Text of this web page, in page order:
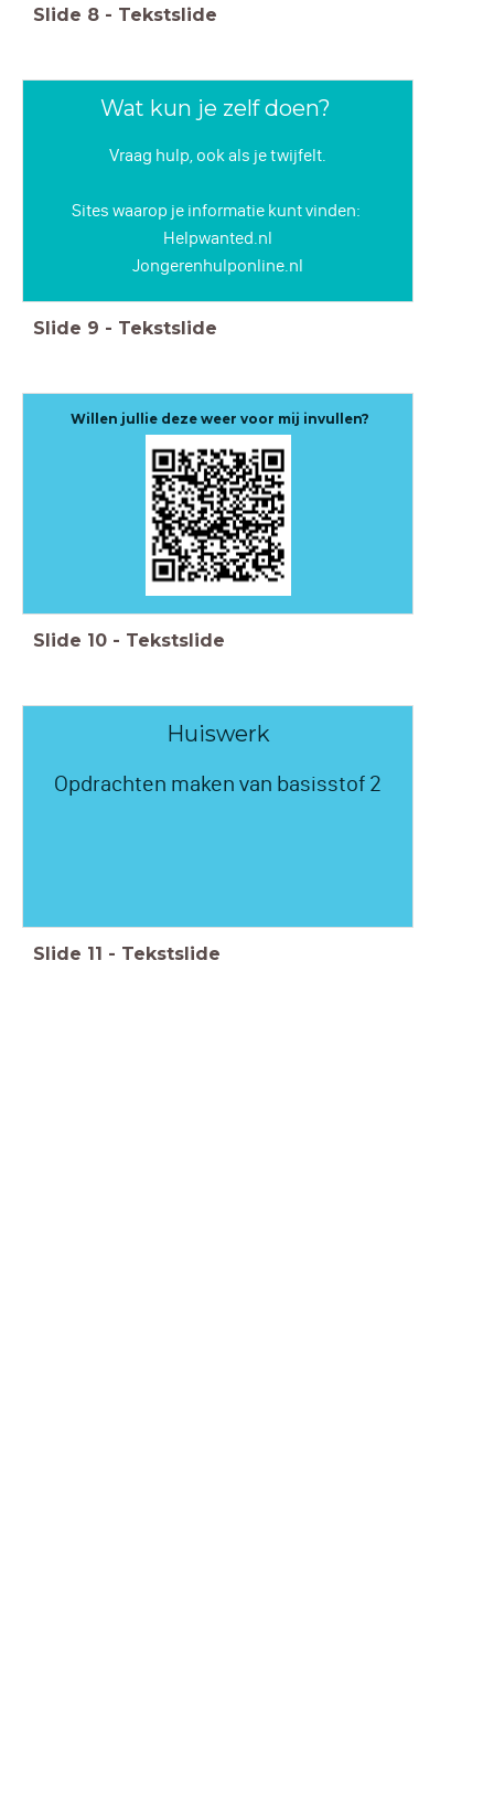
Slide 8 - Tekstslide
Wat kun je zelf doen?
Vraag hulp, ook als je twijfelt.
Sites waarop je informatie kunt vinden:
Helpwanted.nl
Jongerenhulponline.nl
Slide 9 - Tekstslide
Willen jullie deze weer voor mij invullen?
Slide 10 - Tekstslide
Huiswerk
Opdrachten maken van basisstof 2
Slide 11 - Tekstslide